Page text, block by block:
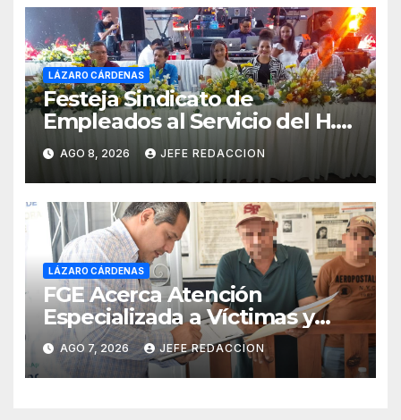
LÁZARO CÁRDENAS
Festeja Sindicato de
Empleados al Servicio del H.
Ayuntamiento de LZC Día del
Empleado Municipal
AGO 8, 2026 JEFE REDACCION
LÁZARO CÁRDENAS
FGE Acerca Atención
Especializada a Víctimas y
Ciudadanía de Coalcomán
AGO 7, 2026 JEFE REDACCION